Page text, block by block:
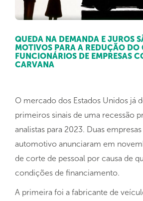
QUEDA NA DEMANDA E JUROS
MOTIVOS PARA A REDUÇÃO DO
FUNCIONÁRIOS DE EMPRESAS
CARVANA
O mercado dos Estados Unidos já
primeiros sinais de uma recessão
analistas para 2023. Duas
automotivo anunciaram em
de corte de pessoal por causa de
condições de financiamento.
A primeira foi a fabricante de